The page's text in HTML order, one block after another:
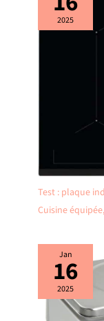
2025
Test : plaque
Cuisine équipée,
Jan
16
2025